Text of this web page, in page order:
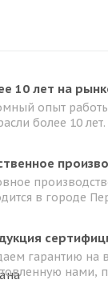
10 лет на
опыт
более 10 лет.
в городе
гарантию на
нами,